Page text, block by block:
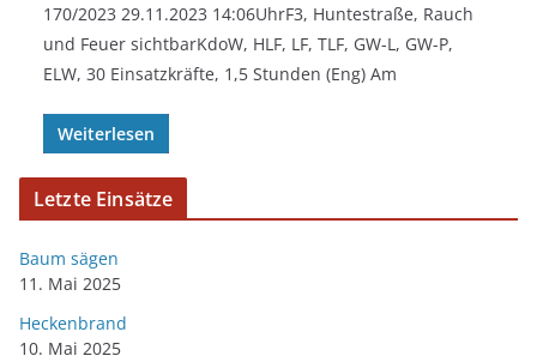
170/2023 29.11.2023 14:06UhrF3, Huntestraße, Rauch
und Feuer sichtbarKdoW, HLF, LF, TLF, GW-L, GW-P,
ELW, 30 Einsatzkräfte, 1,5 Stunden (Eng) Am
Weiterlesen
Letzte Einsätze
Baum sägen
11. Mai 2025
Heckenbrand
10. Mai 2025